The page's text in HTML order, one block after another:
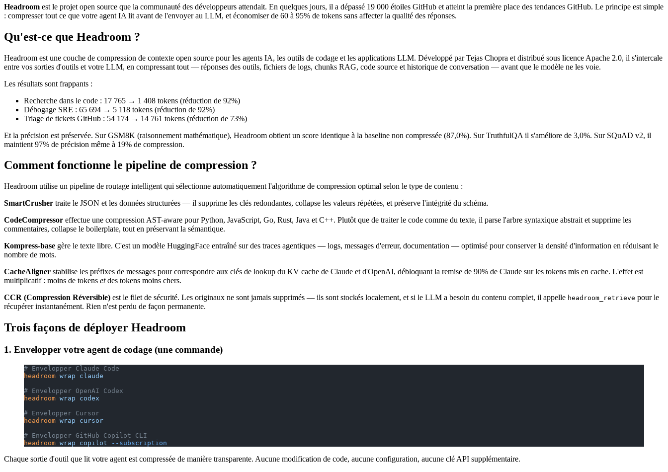
Headroom est le projet open source que la communauté des développeurs attendait. En quelques jours, il a dépassé 19 000 étoiles GitHub et atteint la première place des tendances GitHub. Le principe est simple
: compresser tout ce que votre agent IA lit avant de l'envoyer au LLM, et économiser de 60 à 95% de tokens sans affecter la qualité des réponses.
Qu'est-ce que Headroom ?
Headroom est une couche de compression de contexte open source pour les agents IA, les outils de codage et les applications LLM. Développé par Tejas Chopra et distribué sous licence Apache 2.0, il s'intercale
entre vos sorties d'outils et votre LLM, en compressant tout — réponses des outils, fichiers de logs, chunks RAG, code source et historique de conversation — avant que le modèle ne les voie.
Les résultats sont frappants :
Recherche dans le code : 17 765 → 1 408 tokens (réduction de 92%)
Débogage SRE : 65 694 → 5 118 tokens (réduction de 92%)
Triage de tickets GitHub : 54 174 → 14 761 tokens (réduction de 73%)
Et la précision est préservée. Sur GSM8K (raisonnement mathématique), Headroom obtient un score identique à la baseline non compressée (87,0%). Sur TruthfulQA il s'améliore de 3,0%. Sur SQuAD v2, il
maintient 97% de précision même à 19% de compression.
Comment fonctionne le pipeline de compression ?
Headroom utilise un pipeline de routage intelligent qui sélectionne automatiquement l'algorithme de compression optimal selon le type de contenu :
SmartCrusher traite le JSON et les données structurées — il supprime les clés redondantes, collapse les valeurs répétées, et préserve l'intégrité du schéma.
CodeCompressor effectue une compression AST-aware pour Python, JavaScript, Go, Rust, Java et C++. Plutôt que de traiter le code comme du texte, il parse l'arbre syntaxique abstrait et supprime les
commentaires, collapse le boilerplate, tout en préservant la sémantique.
Kompress-base gère le texte libre. C'est un modèle HuggingFace entraîné sur des traces agentiques — logs, messages d'erreur, documentation — optimisé pour conserver la densité d'information en réduisant le
nombre de mots.
CacheAligner stabilise les préfixes de messages pour correspondre aux clés de lookup du KV cache de Claude et d'OpenAI, débloquant la remise de 90% de Claude sur les tokens mis en cache. L'effet est
multiplicatif : moins de tokens etdes tokens moins chers.
CCR (Compression Réversible) est le filet de sécurité. Les originaux ne sont jamais supprimés — ils sont stockés localement, et si le LLM a besoin du contenu complet, il appelle headroom_retrieve pour le
récupérer instantanément. Rien n'est perdu de façon permanente.
Trois façons de déployer Headroom
1. Envelopper votre agent de codage (une commande)
# Envelopper Claude Code
headroom wrap claude
# Envelopper OpenAI Codex
headroom wrap codex
# Envelopper Cursor
headroom wrap cursor
# Envelopper GitHub Copilot CLI
headroom wrap copilot --subscription
Chaque sortie d'outil que lit votre agent est compressée de manière transparente. Aucune modification de code, aucune configuration, aucune clé API supplémentaire.